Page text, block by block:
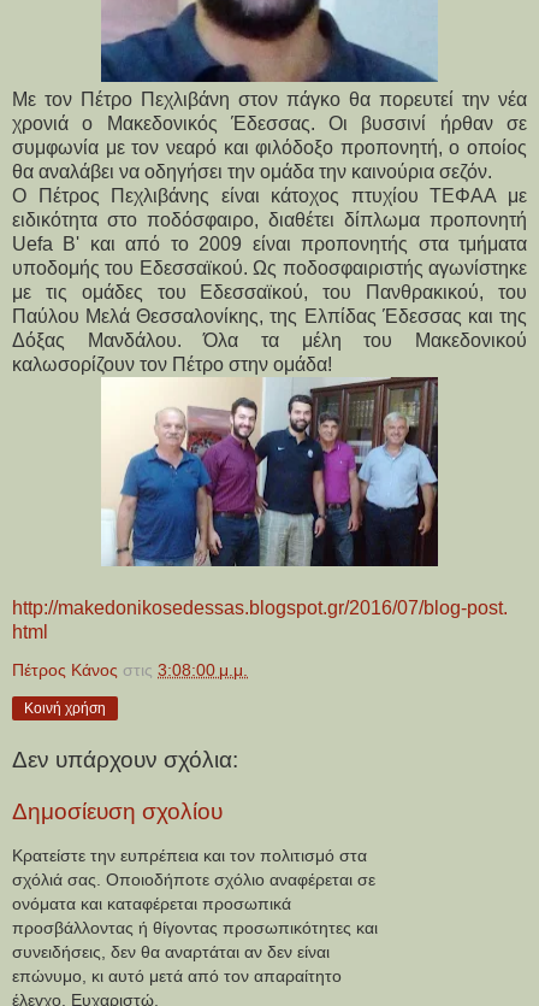
Με τον Πέτρο Πεχλιβάνη στον πάγκο θα πορευτεί την νέα
χρονιά ο Μακεδονικός Έδεσσας. Οι βυσσινί ήρθαν σε
συμφωνία με τον νεαρό και φιλόδοξο προπονητή, ο οποίος
θα αναλάβει να οδηγήσει την ομάδα την καινούρια σεζόν.
Ο Πέτρος Πεχλιβάνης είναι κάτοχος πτυχίου ΤΕΦΑΑ με
ειδικότητα στο ποδόσφαιρο, διαθέτει δίπλωμα προπονητή
Uefa B' και από το 2009 είναι προπονητής στα τμήματα
υποδομής του Εδεσσαϊκού. Ως ποδοσφαιριστής αγωνίστηκε
με τις ομάδες του Εδεσσαϊκού, του Πανθρακικού, του
Παύλου Μελά Θεσσαλονίκης, της Ελπίδας Έδεσσας και της
Δόξας Μανδάλου. Όλα τα μέλη του Μακεδονικού
καλωσορίζουν τον Πέτρο στην ομάδα!
http://makedonikosedessas.blogspot.gr/2016/07/blog-post.
html
Πέτρος Κάνος στις 3:08:00 μ.μ.
Κοινή χρήση
Δεν υπάρχουν σχόλια:
Δημοσίευση σχολίου
Κρατείστε την ευπρέπεια και τον πολιτισμό στα
σχόλιά σας. Οποιοδήποτε σχόλιο αναφέρεται σε
ονόματα και καταφέρεται προσωπικά
προσβάλλοντας ή θίγοντας προσωπικότητες και
συνειδήσεις, δεν θα αναρτάται αν δεν είναι
επώνυμο, κι αυτό μετά από τον απαραίτητο
έλεγχο. Ευχαριστώ.